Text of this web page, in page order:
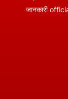
जानकारी